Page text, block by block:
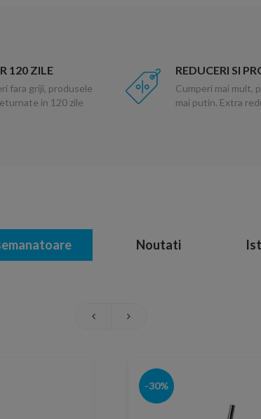
120 ZILE
fara griji, produsele
in 120 zile
REDUCERI SI
Cumperi mai mult,
mai putin. Extra
Noutati
-30%